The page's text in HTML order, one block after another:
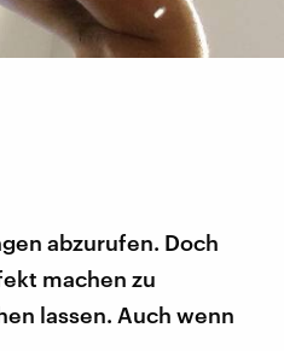
abzurufen. Doch
machen zu
lassen. Auch wenn